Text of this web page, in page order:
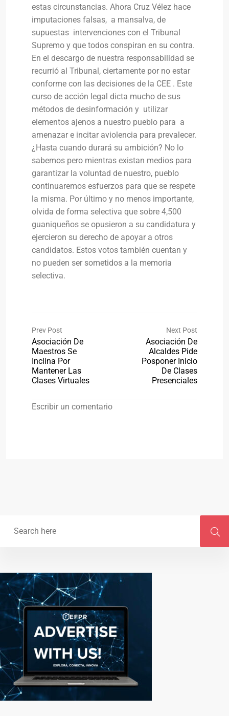
estas circunstancias. Ahora Cruz Vélez hace
imputaciones falsas, a mansalva, de
supuestas intervenciones con el Tribunal
Supremo y que todos conspiran en su contra.
En el descargo de nuestra responsabilidad se
recurrió al Tribunal, ciertamente por no estar
conforme con las decisiones de la CEE . Este
curso de acción legal dicta mucho de sus
métodos de desinformación y utilizar
elementos ajenos a nuestro pueblo para a
amenazar e incitar aviolencia para prevalecer.
¿Hasta cuando durará su ambición? No lo
sabemos pero mientras existan medios para
garantizar la voluntad de nuestro, pueblo
continuaremos esfuerzos para que se respete
la misma. Por último y no menos importante,
olvida de forma selectiva que sobre 4,500
guaniqueños se opusieron a su candidatura y
ejercieron su derecho de apoyar a otros
candidatos. Estos votos también cuentan y
no pueden ser sometidos a la memoria
selectiva.
Prev Post
Asociación De
Maestros Se
Inclina Por
Mantener Las
Clases Virtuales
Next Post
Asociación De
Alcaldes Pide
Posponer Inicio
De Clases
Presenciales
Escribir un comentario